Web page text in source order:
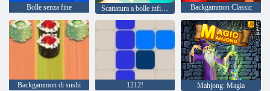
Bolle senza fine Scattatura a bolle infinita Backgammon Classic
Backgammon di sushi 1212! Mahjong: Magia